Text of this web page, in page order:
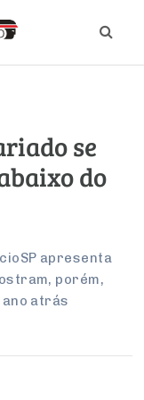
se
do
apresenta
porém,
ano atrás